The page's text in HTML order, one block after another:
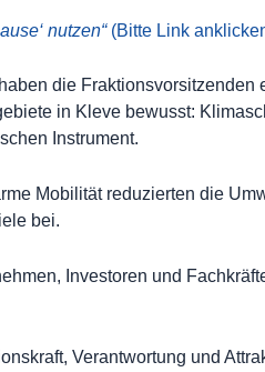
nutzen“(Bitte Link
die Fraktionsvorsitzenden
in Kleve bewusst:
Instrument.
Mobilität reduzierten die
bei.
Investoren und
Verantwortung und